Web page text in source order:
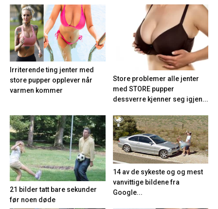
Irriterende ting jenter med
store pupper opplever når
varmen kommer
Store problemer alle jenter
med STORE pupper
dessverre kjenner seg igjen...
21 bilder tatt bare sekunder
før noen døde
14 av de sykeste og og mest
vanvittige bildene fra
Google...